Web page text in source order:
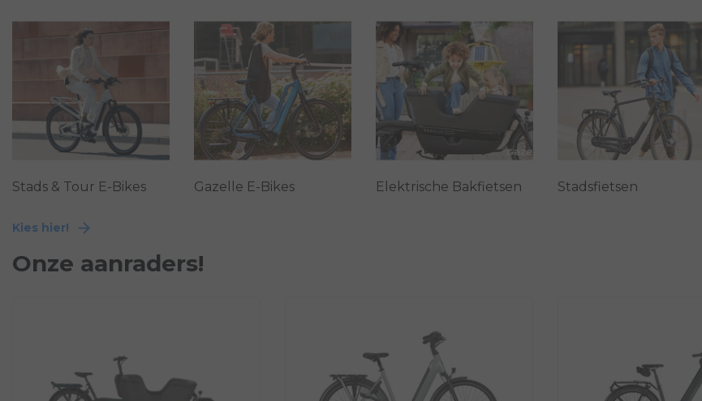
Stads & Tour E-Bikes Gazelle E-Bikes Elektrische Bakfietsen Stadsfietsen
Kies hier!
Onze aanraders!